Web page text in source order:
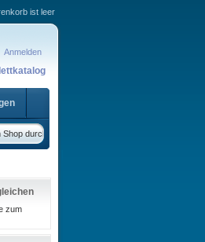
Anmelden
ist leer
zum